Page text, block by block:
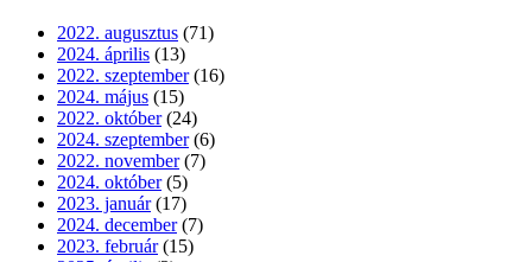
2022. augusztus (71)
2024. április (13)
2022. szeptember (16)
2024. május (15)
2022. október (24)
2024. szeptember (6)
2022. november (7)
2024. október (5)
2023. január (17)
2024. december (7)
2023. február (15)